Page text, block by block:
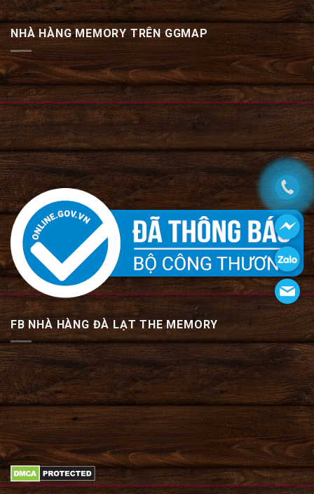
NHÀ HÀNG MEMORY TRÊN GGMAP
FB NHÀ HÀNG ĐÀ LẠT THE MEMORY